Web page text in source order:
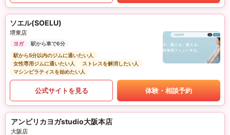
ソエル(SOELU)
堺東店
ヨガ
駅から車で6分
駅から5分以内のジムに通いたい人
女性専用ジムに通いたい人
ストレスを解消したい人
マシンピラティスを始めたい人
公式サイトを見る 体験・相談予約
アンビリカヨガstudio大阪本店
大阪店